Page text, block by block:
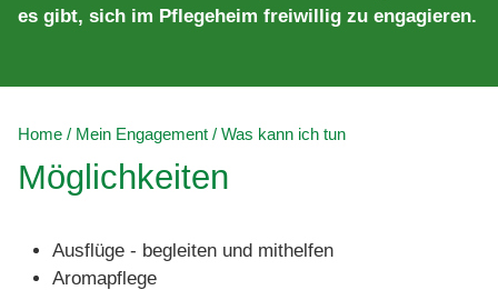
Was kann ich tun
Angebote
Interviews
Angebote 2024/25
es gibt, sich im Pflegeheim freiwillig zu engagieren.
Home / Mein Engagement / Was kann ich tun
Möglichkeiten
Ausflüge - begleiten und mithelfen
Aromapflege